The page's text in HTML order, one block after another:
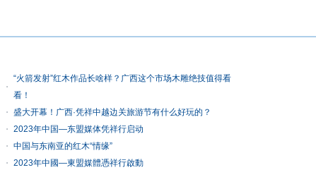
“火箭发射”红木作品长啥样？广西这个市场木雕绝技值得看
看！
盛大开幕！广西·凭祥中越边关旅游节有什么好玩的？
2023年中国—东盟媒体凭祥行启动
中国与东南亚的红木“情缘”
2023年中國—東盟媒體憑祥行啟動